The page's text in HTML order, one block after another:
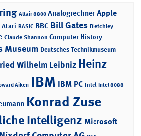
Altair 8800 Analogrechner Apple
Atari BASIC BBC Bill Gates Bletchley
Claude Shannon Computer History
Museum Deutsches Technikmuseum
Wilhelm Leibniz Heinz
Aiken IBM IBM PC Intel Intel 8088
Konrad Zuse
Intelligenz Microsoft